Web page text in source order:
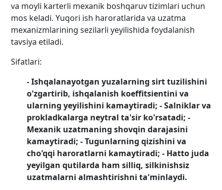
va moyli karterli mexanik boshqaruv tizimlari uchun
mos keladi. Yuqori ish haroratlarida va uzatma
mexanizmlarining sezilarli yeyilishida foydalanish
tavsiya etiladi.
Sifatlari:
- Ishqalanayotgan yuzalarning sirt tuzilishini
o'zgartirib, ishqalanish koeffitsientini va
ularning yeyilishini kamaytiradi; - Salniklar va
prokladkalarga neytral ta'sir ko'rsatadi; -
Mexanik uzatmaning shovqin darajasini
kamaytiradi; - Tugunlarning qizishini va
cho'qqi haroratlarni kamaytiradi; - Hatto juda
yeyilgan qutilarda ham silliq, silkinishsiz
uzatmalarni almashtirishni ta'minlaydi.